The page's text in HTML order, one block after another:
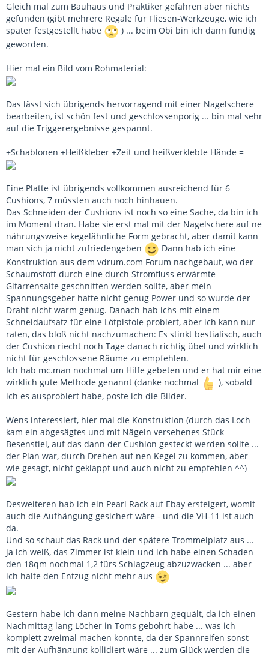
Gleich mal zum Bauhaus und Praktiker gefahren aber nichts
gefunden (gibt mehrere Regale für Fliesen-Werkzeuge, wie ich
später festgestellt habe
) ... beim Obi bin ich dann fündig
geworden.
Hier mal ein Bild vom Rohmaterial:
Das lässt sich übrigends hervorragend mit einer Nagelschere
bearbeiten, ist schön fest und geschlossenporig ... bin mal sehr
auf die Triggerergebnisse gespannt.
+Schablonen +Heißkleber +Zeit und heißverklebte Hände =
Eine Platte ist übrigends vollkommen ausreichend für 6
Cushions, 7 müssten auch noch hinhauen.
Das Schneiden der Cushions ist noch so eine Sache, da bin ich
im Moment dran. Habe sie erst mal mit der Nagelschere auf ne
nährungsweise kegelähnliche Form gebracht, aber damit kann
man sich ja nicht zufriedengeben
Dann hab ich eine
Konstruktion aus dem vdrum.com Forum nachgebaut, wo der
Schaumstoff durch eine durch Stromfluss erwärmte
Gitarrensaite geschnitten werden sollte, aber mein
Spannungsgeber hatte nicht genug Power und so wurde der
Draht nicht warm genug. Danach hab ichs mit einem
Schneidaufsatz für eine Lötpistole probiert, aber ich kann nur
raten, das bloß nicht nachzumachen: Es stinkt bestialisch, auch
der Cushion riecht noch Tage danach richtig übel und wirklich
nicht für geschlossene Räume zu empfehlen.
Ich hab mc.man nochmal um Hilfe gebeten und er hat mir eine
wirklich gute Methode genannt (danke nochmal
), sobald
ich es ausprobiert habe, poste ich die Bilder.
Wens interessiert, hier mal die Konstruktion (durch das Loch
kam ein abgesägtes und mit Nägeln versehenes Stück
Besenstiel, auf das dann der Cushion gesteckt werden sollte ...
der Plan war, durch Drehen auf nen Kegel zu kommen, aber
wie gesagt, nicht geklappt und auch nicht zu empfehlen ^^)
Desweiteren hab ich ein Pearl Rack auf Ebay ersteigert, womit
auch die Aufhängung gesichert wäre - und die VH-11 ist auch
da.
Und so schaut das Rack und der spätere Trommelplatz aus ...
ja ich weiß, das Zimmer ist klein und ich habe einen Schaden
den 18qm nochmal 1,2 fürs Schlagzeug abzuzwacken ... aber
ich halte den Entzug nicht mehr aus
Gestern habe ich dann meine Nachbarn gequält, da ich einen
Nachmittag lang Löcher in Toms gebohrt habe ... was ich
komplett zweimal machen konnte, da der Spannreifen sonst
mit der Aufhängung kollidiert wäre ... zum Glück werden die